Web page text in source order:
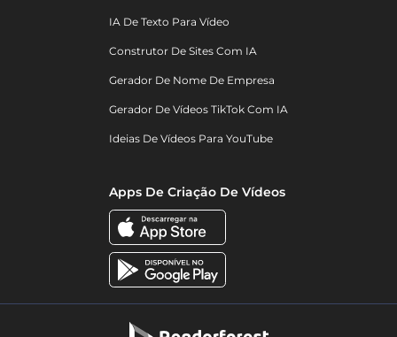
IA De Texto Para Vídeo
Construtor De Sites Com IA
Gerador De Nome De Empresa
Gerador De Vídeos TikTok Com IA
Ideias De Vídeos Para YouTube
Apps De Criação De Vídeos